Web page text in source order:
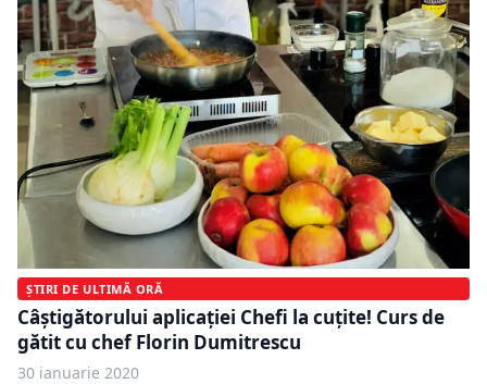
ȘTIRI DE ULTIMĂ ORĂ
Câștigătorului aplicației Chefi la cuțite! Curs de
gătit cu chef Florin Dumitrescu
30 ianuarie 2020